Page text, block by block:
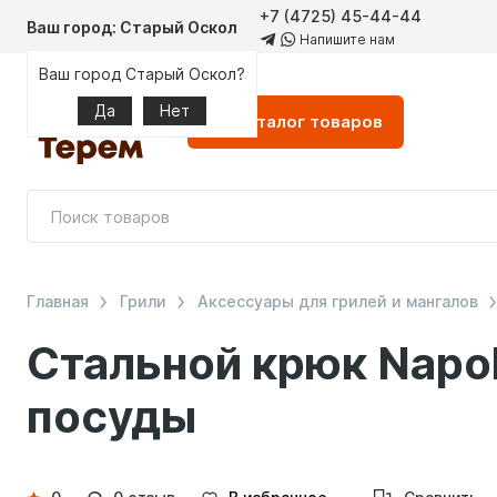
Ваш город: Старый Оскол
Ваш город Старый Оскол?
Да
Нет
+7 (4725) 45-44-44
Напишите нам
Каталог товаров
Стальной крюк
посуды
Главная Грили Аксессуары для грилей и мангалов